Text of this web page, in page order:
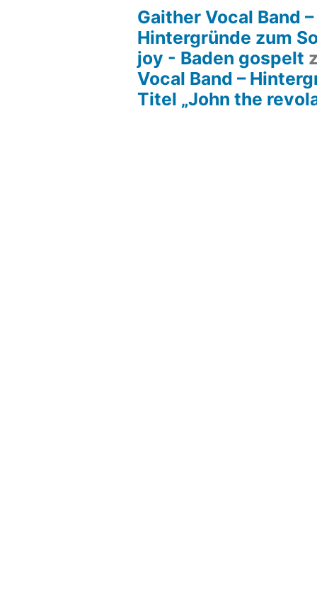
Gaither Vocal Band –
Hintergründe zum
joy - Baden gospelt
Vocal Band –
Titel „John the